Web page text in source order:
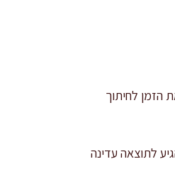
את הזמן לחיתוך
לתוצאה עדינה